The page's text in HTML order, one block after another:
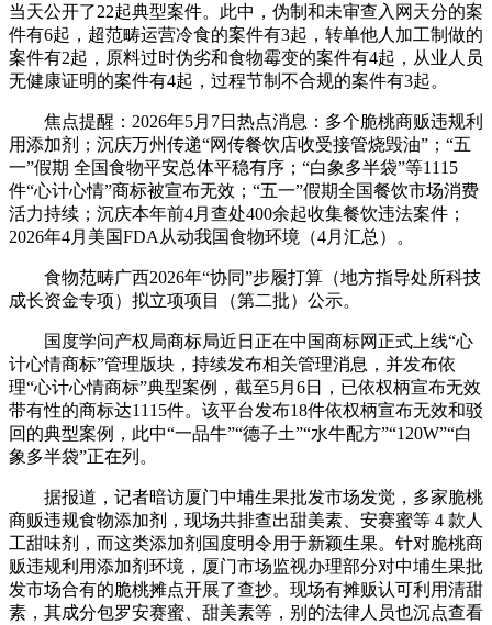
当天公开了22起典型案件。此中，伪制和未审查入网天分的案
件有6起，超范畴运营冷食的案件有3起，转单他人加工制做的
案件有2起，原料过时伪劣和食物霉变的案件有4起，从业人员
无健康证明的案件有4起，过程节制不合规的案件有3起。
焦点提醒：2026年5月7日热点消息：多个脆桃商贩违规利
用添加剂；沉庆万州传递“网传餐饮店收受接管烧毁油”；“五
一”假期 全国食物平安总体平稳有序；“白象多半袋”等1115
件“心计心情”商标被宣布无效；“五一”假期全国餐饮市场消费
活力持续；沉庆本年前4月查处400余起收集餐饮违法案件；
2026年4月美国FDA从动我国食物环境（4月汇总）。
食物范畴广西2026年“协同”步履打算（地方指导处所科技
成长资金专项）拟立项项目（第二批）公示。
国度学问产权局商标局近日正在中国商标网正式上线“心
计心情商标”管理版块，持续发布相关管理消息，并发布依
理“心计心情商标”典型案例，截至5月6日，已依权柄宣布无效
带有性的商标达1115件。该平台发布18件依权柄宣布无效和驳
回的典型案例，此中“一品牛”“德子土”“水牛配方”“120W”“白
象多半袋”正在列。
据报道，记者暗访厦门中埔生果批发市场发觉，多家脆桃
商贩违规食物添加剂，现场共排查出甜美素、安赛蜜等 4 款人
工甜味剂，而这类添加剂国度明令用于新颖生果。针对脆桃商
贩违规利用添加剂环境，厦门市场监视办理部分对中埔生果批
发市场合有的脆桃摊点开展了查抄。现场有摊贩认可利用清甜
素，其成分包罗安赛蜜、甜美素等，别的法律人员也沉点查看